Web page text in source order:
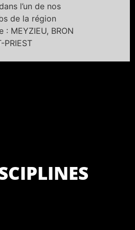
l’un de nos
de la région
: MEYZIEU, BRON
PRIEST